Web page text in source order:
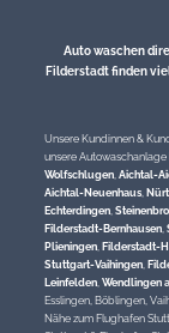
Auto waschen
Filderstadt finden
Unsere Kundinnen &
unsere
Wolfschlugen ,Aichtal-
Aichtal-Neuenhaus
Echterdingen ,
Filderstadt-Bernhausen ,
Plieningen Filderstadt-
Stuttgart-Vaihingen
Leinfelden ,Wendlingen
Esslingen, Böblingen,
Nähe zum Flughafen